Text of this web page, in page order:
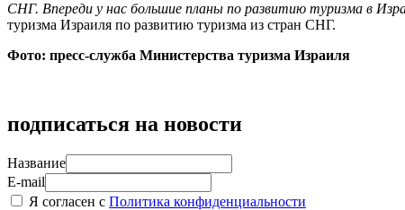
СНГ. Впереди у нас большие планы по развитию туризма в
туризма Израиля по развитию туризма из стран СНГ.
Фото: пресс-служба Министерства туризма Израиля
подписаться на новости
Название
E-mail
Я согласен с Политика конфиденциальности